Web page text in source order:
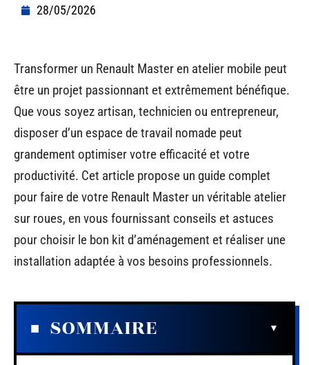
28/05/2026
Transformer un Renault Master en atelier mobile peut
être un projet passionnant et extrêmement bénéfique.
Que vous soyez artisan, technicien ou entrepreneur,
disposer d’un espace de travail nomade peut
grandement optimiser votre efficacité et votre
productivité. Cet article propose un guide complet
pour faire de votre Renault Master un véritable atelier
sur roues, en vous fournissant conseils et astuces
pour choisir le bon kit d’aménagement et réaliser une
installation adaptée à vos besoins professionnels.
SOMMAIRE